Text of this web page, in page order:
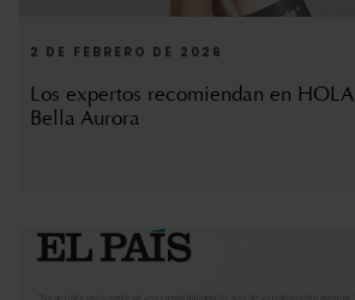
2 DE FEBRERO DE 2026
Los expertos recomiendan en
Bella Aurora